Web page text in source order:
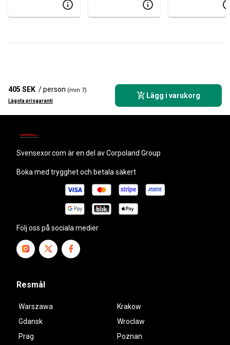
405 SEK / person (min 7)
Lägsta prisgaranti
Lägg i varukorg
svensexor.com är en del av Corpoland Group
Boka med trygghet och betala säkert
Följ oss på sociala medier
Resmål
Warszawa
Krakow
Gdansk
Wroclaw
Prag
Poznan